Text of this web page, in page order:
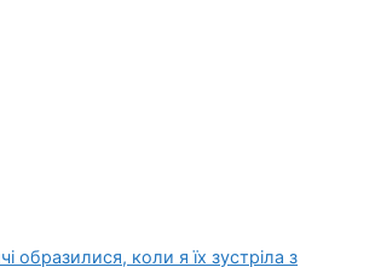
образилися, коли я їх зустріла з